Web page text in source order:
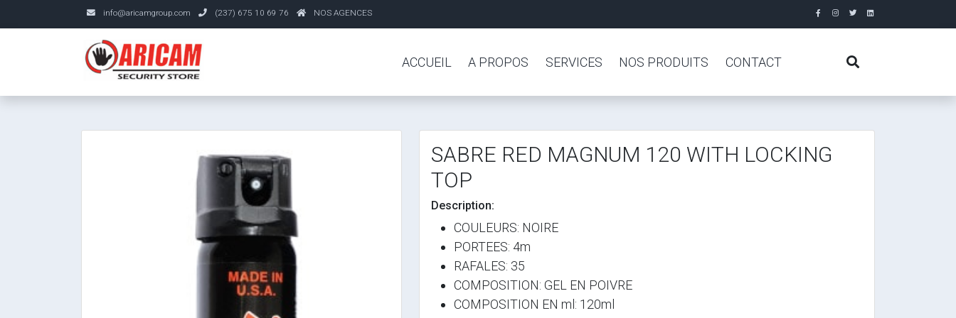
info@aricamgroup.com (237) 675 10 69 76 NOS AGENCES
ACCUEIL A PROPOS SERVICES NOS PRODUITS CONTACT
SABRE RED MAGNUM 120 WITH LOCKING
TOP
Description:
COULEURS: NOIRE
PORTEES: 4m
RAFALES: 35
COMPOSITION: GEL EN POIVRE
COMPOSITION EN ml: 120ml